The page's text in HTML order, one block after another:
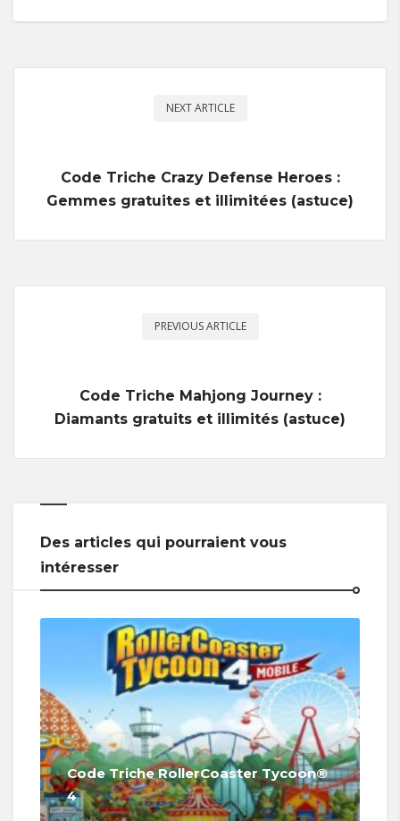
NEXT ARTICLE
Code Triche Crazy Defense Heroes :
Gemmes gratuites et illimitées (astuce)
PREVIOUS ARTICLE
Code Triche Mahjong Journey :
Diamants gratuits et illimités (astuce)
Des articles qui pourraient vous
intéresser
Code Triche RollerCoaster Tycoon®
4